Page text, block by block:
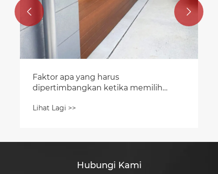
 
Hubungi Kami